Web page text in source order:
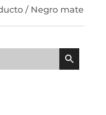
/ Negro mate